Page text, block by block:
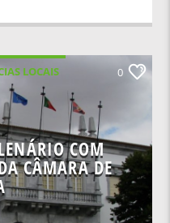
LOCAIS
0
COM
CÂMARA DE